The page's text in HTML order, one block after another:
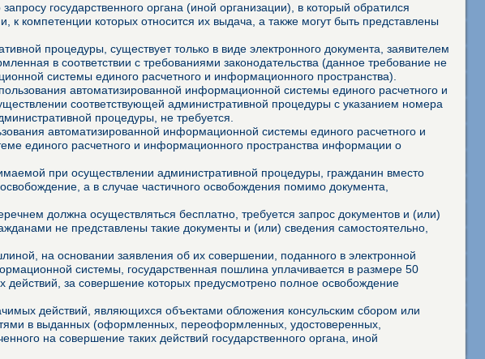
государственного органа (иной организации), в который обратился
компетенции которых относится их выдача, а также могут быть представлены
процедуры, существует только в виде электронного документа, заявителем
в соответствии с требованиями законодательства (данное требование не
системы единого расчетного и информационного пространства).
автоматизированной информационной системы единого расчетного и
соответствующей административной процедуры с указанием номера
процедуры, не требуется.
автоматизированной информационной системы единого расчетного и
единого расчетного и информационного пространства информации о
при осуществлении административной процедуры, гражданин вместо
а в случае частичного освобождения помимо документа,
должна осуществляться бесплатно, требуется запрос документов и (или)
не представлены такие документы и (или) сведения самостоятельно,
на основании заявления об их совершении, поданного в электронной
системы, государственная пошлина уплачивается в размере 50
действий, за совершение которых предусмотрено полное освобождение
действий, являющихся объектами обложения консульским сбором или
в выданных (оформленных, переоформленных, удостоверенных,
на совершение таких действий государственного органа, иной